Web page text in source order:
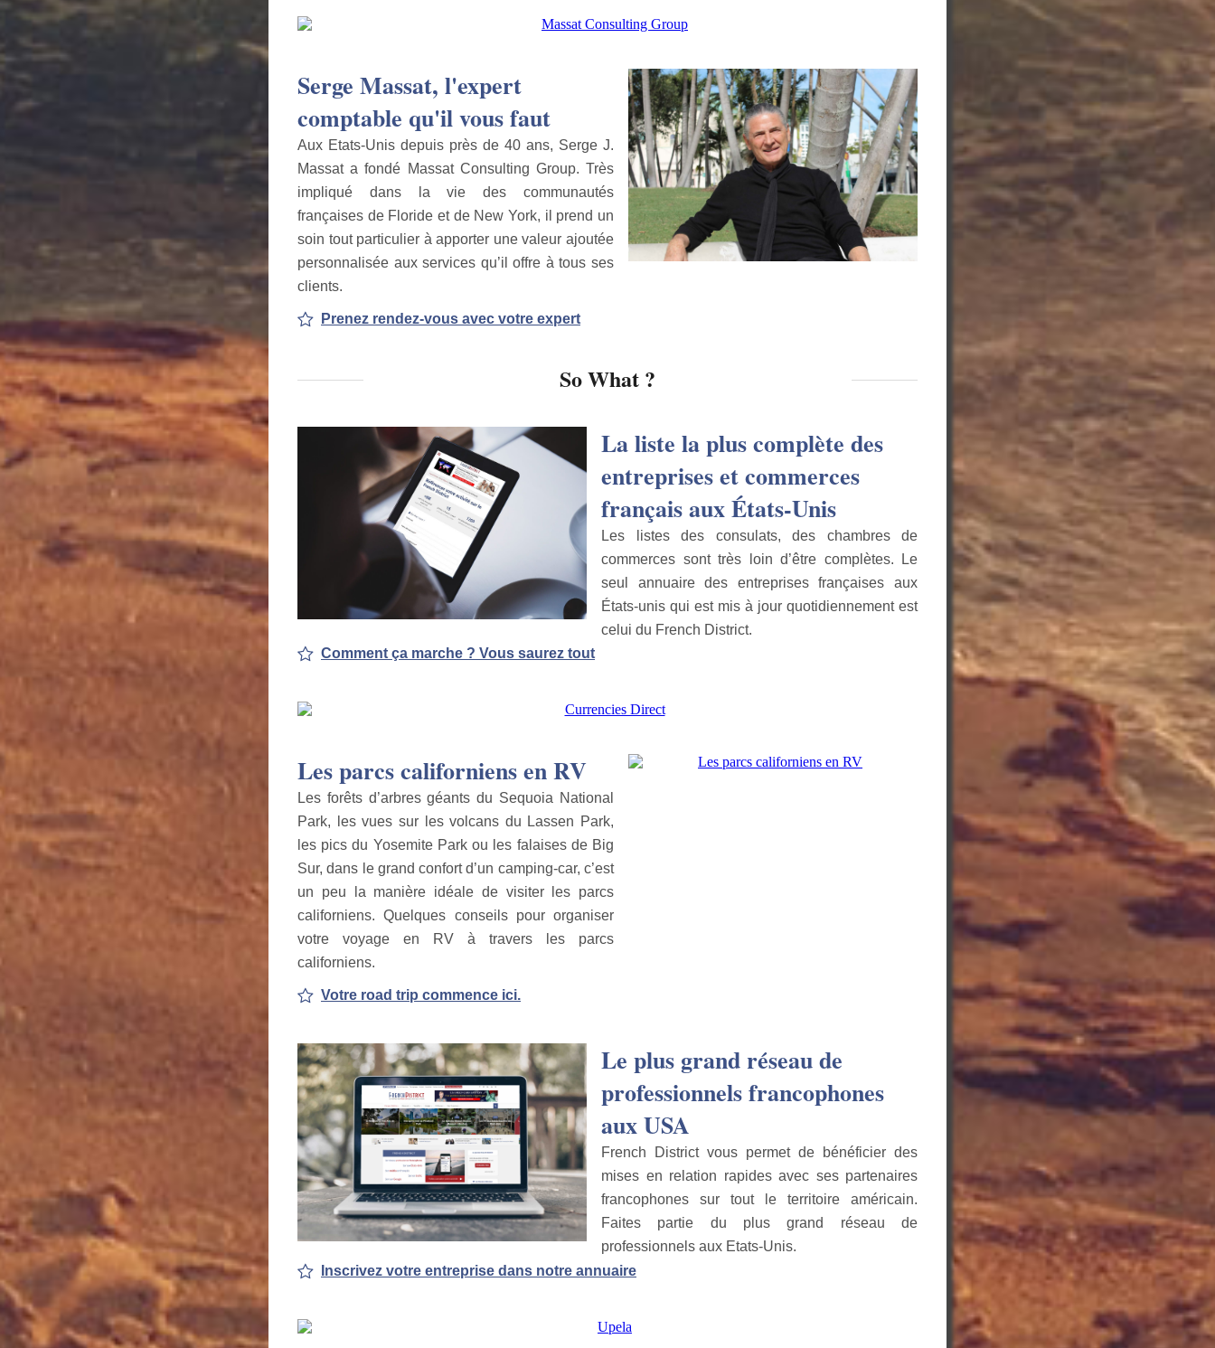
Serge Massat, l'expert
comptable qu'il vous faut
Aux Etats-Unis depuis près de 40 ans, Serge J.
Massat a fondé Massat Consulting Group. Très
impliqué dans la vie des communautés
françaises de Floride et de New York, il prend un
soin tout particulier à apporter une valeur ajoutée
personnalisée aux services qu’il offre à tous ses
clients.
Prenez rendez-vous avec votre expert
So What ?
La liste la plus complète des
entreprises et commerces
français aux États-Unis
Les listes des consulats, des chambres de
commerces sont très loin d’être complètes. Le
seul annuaire des entreprises françaises aux
États-unis qui est mis à jour quotidiennement est
celui du French District.
Comment ça marche ? Vous saurez tout
Les parcs californiens en RV
Les forêts d’arbres géants du Sequoia National
Park, les vues sur les volcans du Lassen Park,
les pics du Yosemite Park ou les falaises de Big
Sur, dans le grand confort d’un camping-car, c’est
un peu la manière idéale de visiter les parcs
californiens. Quelques conseils pour organiser
votre voyage en RV à travers les parcs
californiens.
Votre road trip commence ici.
Le plus grand réseau de
professionnels francophones
aux USA
French District vous permet de bénéficier des
mises en relation rapides avec ses partenaires
francophones sur tout le territoire américain.
Faites partie du plus grand réseau de
professionnels aux Etats-Unis.
Inscrivez votre entreprise dans notre annuaire